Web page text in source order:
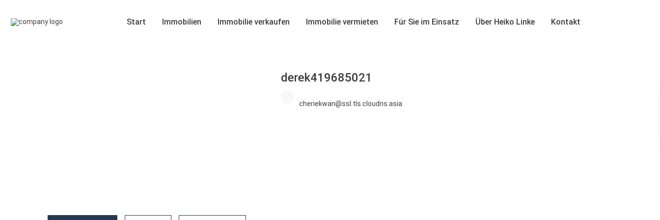
Start Immobilien Immobilie verkaufen Immobilie vermieten Für Sie im Einsatz Über Heiko Linke Kontakt
derek419685021
cheriekwan@ssl.tls.cloudns.asia